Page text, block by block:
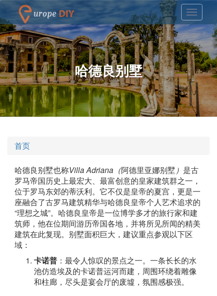
哈德良别墅
首页
哈德良别墅也称Villa Adriana（阿德里亚娜别墅 ） 是古
罗马帝国历史上最宏大、最富创意的皇家建筑群之一，
位于罗马东郊的蒂沃利。它不仅是皇帝的夏宫，更是一
座融合了古罗马建筑精华与哈德良皇帝个人艺术追求的
“理想之城”。哈德良皇帝是一位博学多才的旅行家和建
筑师，他在位期间游历帝国各地，并将所见所闻的精美
建筑在此复现。别墅面积巨大，建议重点参观以下区
域：
卡诺普 ：最令人惊叹的景点之一。一条长长的水
池仿造埃及的卡诺普运河而建，周围环绕着雕像
和柱廊，尽头是宴会厅的废墟，氛围感极强。